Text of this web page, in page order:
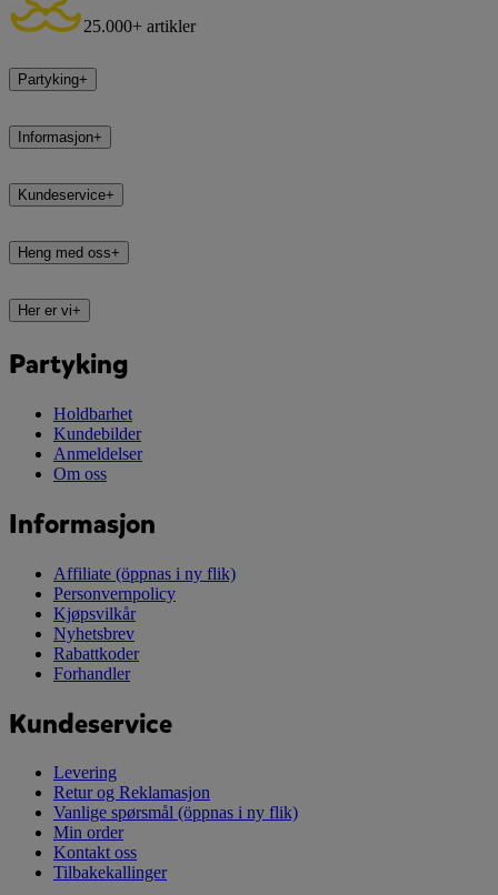
25.000+ artikler
Partyking+
Informasjon+
Kundeservice+
Heng med oss+
Her er vi+
Partyking
Holdbarhet
Kundebilder
Anmeldelser
Om oss
Informasjon
Affiliate (öppnas i ny flik)
Personvernpolicy
Kjøpsvilkår
Nyhetsbrev
Rabattkoder
Forhandler
Kundeservice
Levering
Retur og Reklamasjon
Vanlige spørsmål (öppnas i ny flik)
Min order
Kontakt oss
Tilbakekallinger